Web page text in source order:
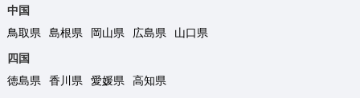
中国
鳥取県
島根県 岡山県 広島県
山口県
四国
徳島県
香川県 愛媛県
高知県